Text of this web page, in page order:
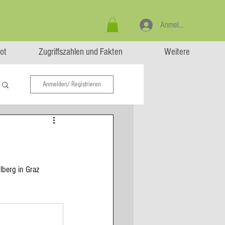
Zugriffszahlen und Fakten Weitere
Anmelden
Anmelden/ Registrieren
in Graz